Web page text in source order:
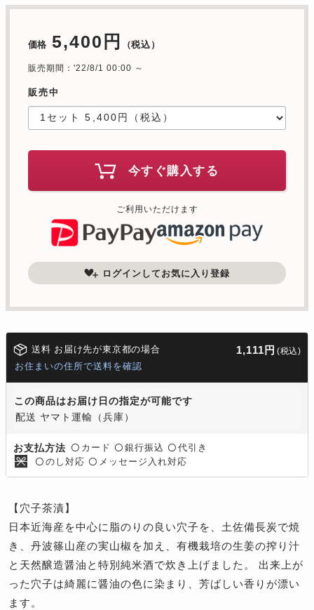
価格 5,400円 （税込）
販売期間：'22/8/1 00:00 ～
販売中
今すぐ購入する
ご利用いただけます
ログインしてお気に入り登録
送料 お届け先が東京都の場合 1,111円 (税込)
お住まいの住所で送料を確認
この商品はお届け日の指定が可能です
配送 ヤマト運輸（兵庫）
お支払方法 〇 カード 〇 銀行振込 〇 代引き
〇 のし対応 〇 メッセージ入れ対応
【穴子茶漬】
日本近海産を中心に脂のりの良い穴子を、土佐備長炭で焼
き、丹波篠山産の実山椒を加え、有機栽培の生姜の搾り汁
と天然醸造醤油と特別純米酒で炊き上げました。 出来上が
った穴子は綺麗に醤油の色に染まり、芳ばしい香りが漂い
ます。